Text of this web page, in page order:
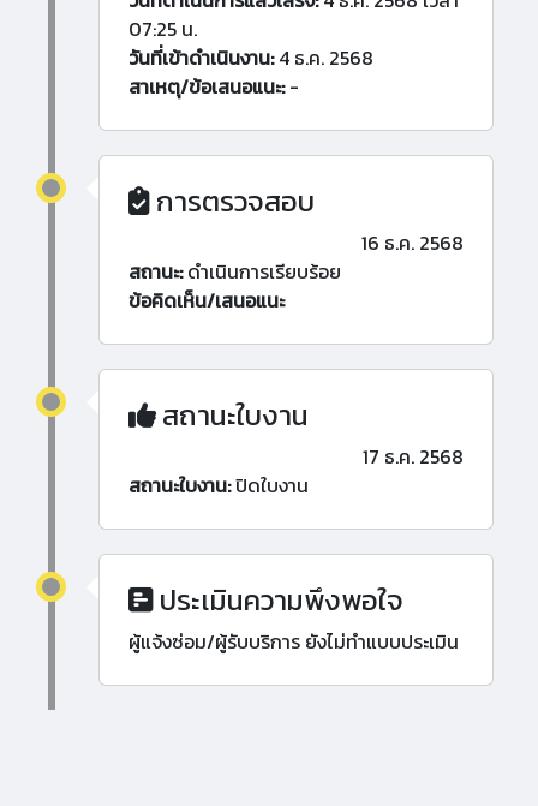
07:25 น.
วันที่เข้าดำเนินงาน:4 ธ.ค. 2568
สาเหตุ/ข้อเสนอแนะ:-
การตรวจสอบ
16 ธ.ค. 2568
สถานะ:ดำเนินการเรียบร้อย
ข้อคิดเห็น/เสนอแนะ
สถานะใบงาน
17 ธ.ค. 2568
สถานะใบงาน:ปิดใบงาน
ประเมินความพึงพอใจ
ผู้แจ้งซ่อม/ผู้รับบริการ ยังไม่ทำแบบประเมิน